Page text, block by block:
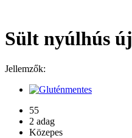
Sült nyúlhús
Jellemzők:
55
2 adag
Közepes